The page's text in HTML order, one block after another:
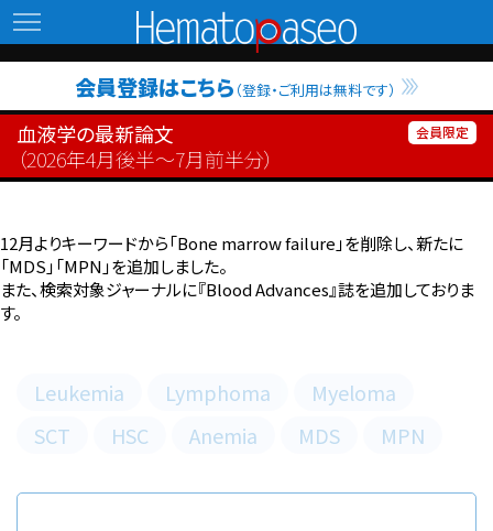
Hematopaseo
会員登録はこちら （登録・ご利用は無料です）
血液学の最新論文
（2026年4月後半〜7月前半分）
12月よりキーワードから「Bone marrow failure」を削除し、新たに
「MDS」「MPN」を追加しました。
また、検索対象ジャーナルに『Blood Advances』誌を追加しておりま
す。
Leukemia Lymphoma
Myeloma
SCT
HSC Anemia MDS MPN